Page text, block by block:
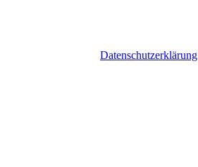
Datenschutzerklärung